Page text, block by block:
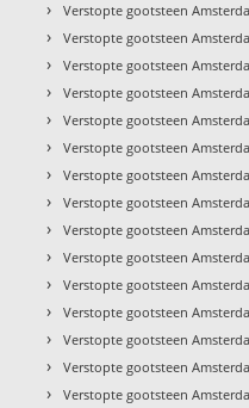
› Verstopte gootsteen
› Verstopte gootsteen
› Verstopte gootsteen
› Verstopte gootsteen
› Verstopte gootsteen
› Verstopte gootsteen
› Verstopte gootsteen
› Verstopte gootsteen
› Verstopte gootsteen
› Verstopte gootsteen
› Verstopte gootsteen
› Verstopte gootsteen
› Verstopte gootsteen
› Verstopte gootsteen
› Verstopte gootsteen